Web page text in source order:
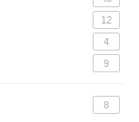
12
4
9
8